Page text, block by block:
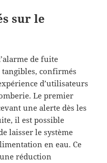
sur le
de fuite
confirmés
d’utilisateurs
Le premier
une alerte dès les
il est possible
laisser le système
en eau. Ce
réduction